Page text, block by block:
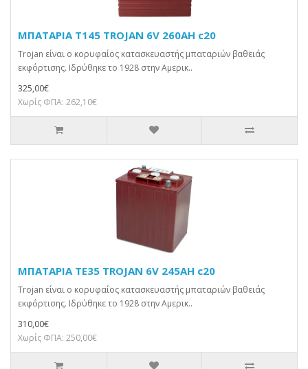
ΜΠΑΤΑΡΙΑ T145 TROJAN 6V 260AH c20
Trojan είναι ο κορυφαίος κατασκευαστής μπαταριών βαθειάς
εκφόρτισης. Ιδρύθηκε το 1928 στην Αμερικ..
325,00€
Χωρίς ΦΠΑ: 262,10€
ΜΠΑΤΑΡΙΑ TE35 TROJAN 6V 245AH c20
Trojan είναι ο κορυφαίος κατασκευαστής μπαταριών βαθειάς
εκφόρτισης. Ιδρύθηκε το 1928 στην Αμερικ..
310,00€
Χωρίς ΦΠΑ: 250,00€